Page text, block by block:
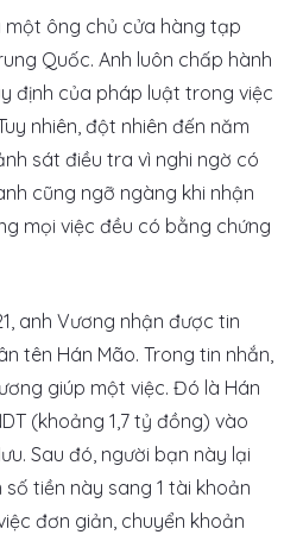
một ông chủ cửa hàng tạp
Quốc. Anh luôn chấp hành
định của pháp luật trong việc
nhiên, đột nhiên đến năm
sát điều tra vì nghi ngờ có
cũng ngỡ ngàng khi nhận
mọi việc đều có bằng chứng
anh Vương nhận được tin
tên Hán Mão. Trong tin nhắn,
giúp một việc. Đó là Hán
(khoảng 1,7 tỷ đồng) vào
Sau đó, người bạn này lại
tiền này sang 1 tài khoản
đơn giản, chuyển khoản